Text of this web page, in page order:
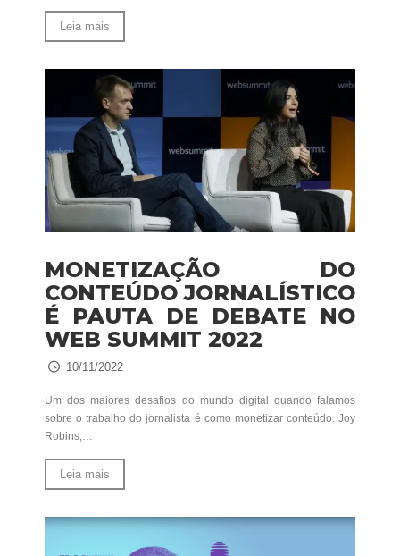
Leia mais
MONETIZAÇÃO DO
CONTEÚDO JORNALÍSTICO
É PAUTA DE DEBATE NO
WEB SUMMIT 2022
10/11/2022
Um dos maiores desafios do mundo digital quando falamos
sobre o trabalho do jornalista é como monetizar conteúdo. Joy
Robins,…
Leia mais